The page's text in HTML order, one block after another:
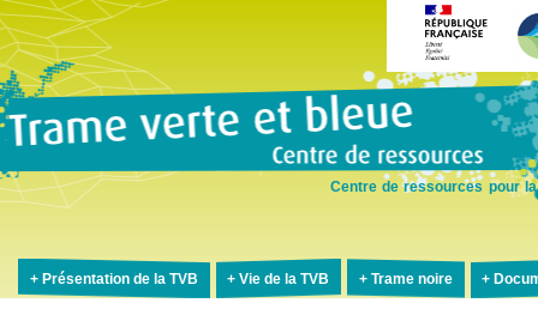
Centre de ressources pour
Présentation de la TVB Vie de la TVB Trame noire